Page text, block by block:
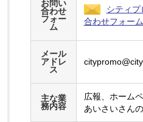
お問い
合わせ
フォー
ム
シティプ
合わせフォーム
メール
アドレ
ス
主な業
務内容
広報、ホーム
あいさいさん